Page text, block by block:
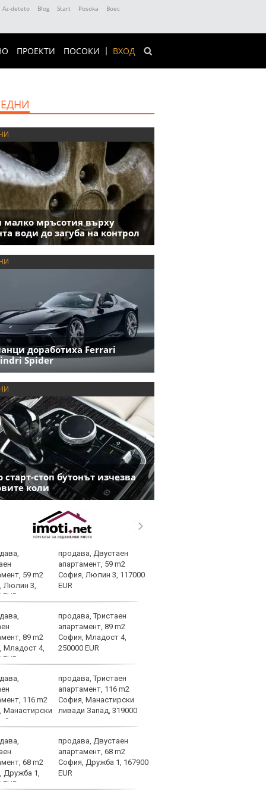
Az-deteto Blog Start Posoka
Boec
ВХОД
ПРОЕКТИ ПОСОКИ
малко мръсотия върху
води до загуба на контрол
доработиха Ferrari
Spider
стоп бутонът изчезва
коли
продава, Двустаен
апартамент, 59 m2
София, Люлин 3, 117000
EUR
продава, Тристаен
апартамент, 89 m2
София, Младост 4,
250000 EUR
продава, Тристаен
апартамент, 116 m2
София, Манастирски
ливади Запад, 319000
продава, Двустаен
апартамент, 68 m2
София, Дружба 1, 167900
EUR